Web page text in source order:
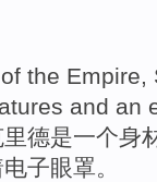
of the Empire,
and an
德是一个身
电子眼罩。